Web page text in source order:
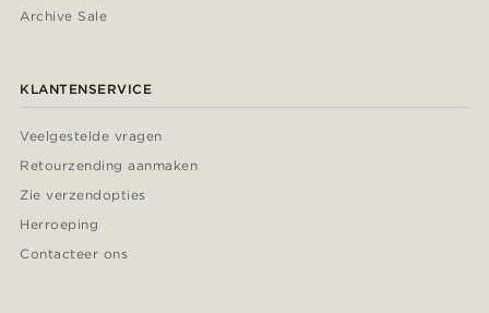
Archive Sale
KLANTENSERVICE
Veelgestelde vragen
Retourzending aanmaken
Zie verzendopties
Herroeping
Contacteer ons